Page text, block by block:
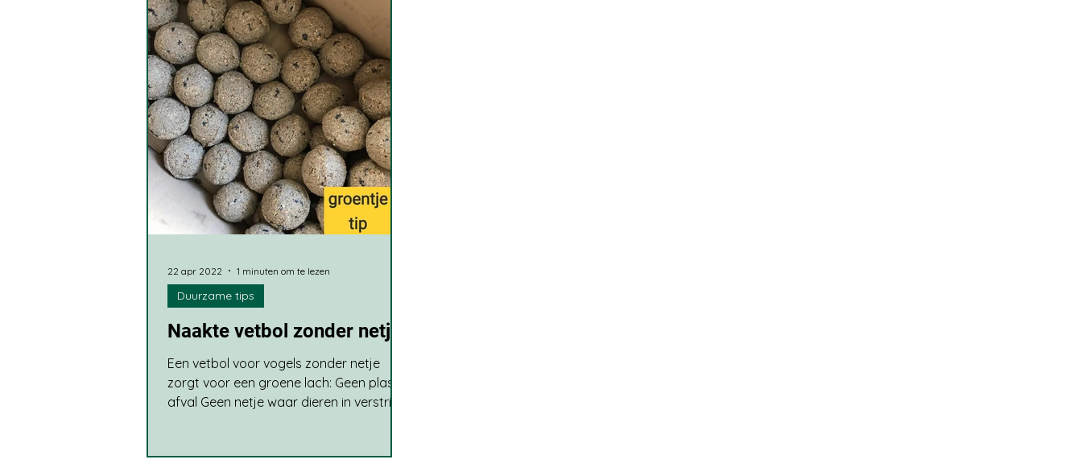
Bezige Bij tips Eco Topper tips
Textiel Tuin en dieren Invloed
Doetinchems initiatief Tips plaatsgenoten
Naakte vetbol zonder netje
Een vetbol voor vogels zonder netje
zorgt voor een groene lach: Geen plastic
afval Geen netje waar dieren in verstrikt
gekocht bij feestvoorvogels.nl Nadat we
Duurzame tips
22 apr 2022 1 minuten om te lezen